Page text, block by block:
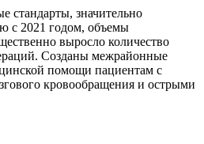
стандарты, значительно
с 2021 годом, объемы
выросло количество
Созданы межрайонные
помощи пациентам с
кровообращения и острыми